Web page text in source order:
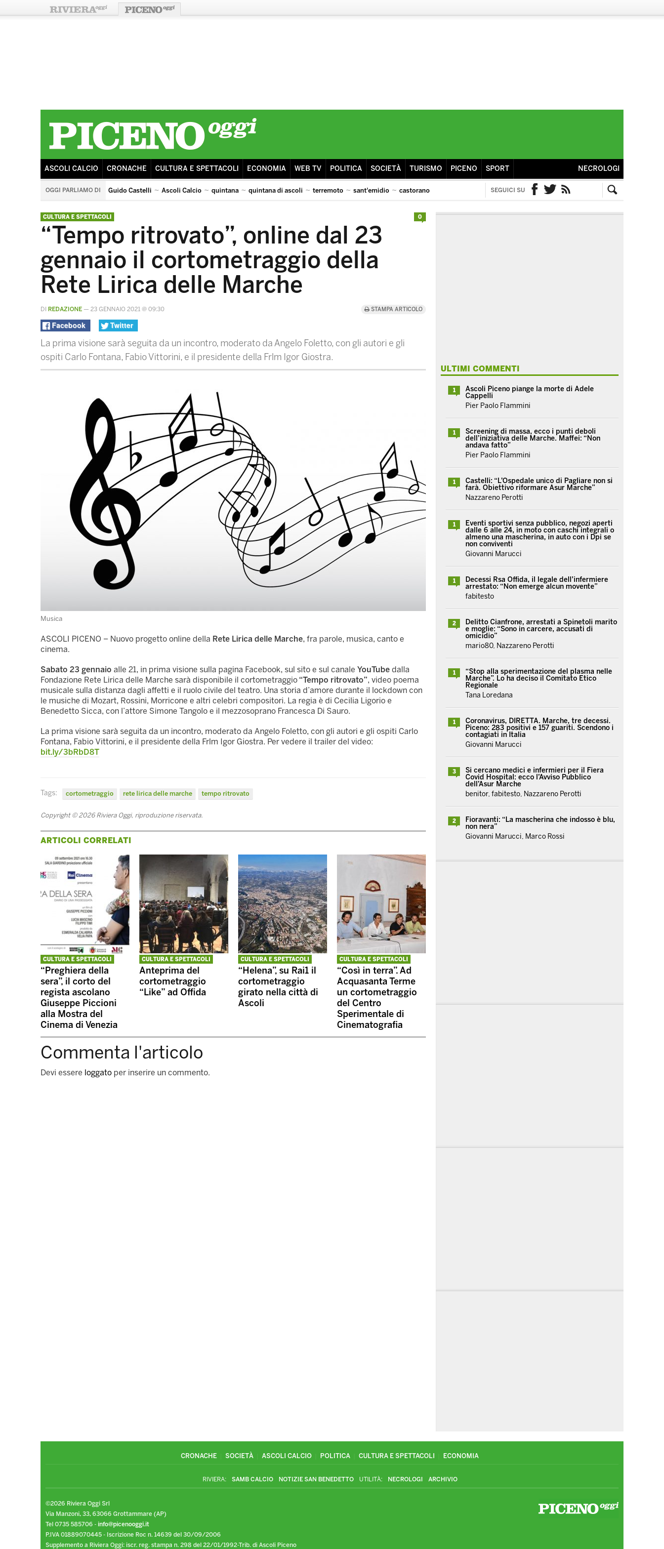
ASCOLI CALCIO CRONACHE CULTURA E SPETTACOLI ECONOMIA WEB TV POLITICA SOCIETÀ TURISMO PICENO SPORT NECROLOGI
OGGI PARLIAMO DI Guido Castelli Ascoli Calcio quintana quintana di ascoli terremoto sant'emidio castorano
quintana di ascoli piceno
SEGUICI SU
CULTURA E SPETTACOLI
“Tempo ritrovato”, online dal 23
gennaio il cortometraggio della
Rete Lirica delle Marche
DI REDAZIONE — 23 GENNAIO 2021 @ 09:30 STAMPA ARTICOLO
Facebook Twitter
La prima visione sarà seguita da un incontro, moderato da Angelo Foletto, con gli autori e gli
ospiti Carlo Fontana, Fabio Vittorini, e il presidente della Frlm Igor Giostra.
Musica
ASCOLI PICENO – Nuovo progetto online della Rete Lirica delle Marche, fra parole, musica, canto e
cinema.
Sabato 23 gennaio alle 21, in prima visione sulla pagina Facebook, sul sito e sul canale YouTube dalla
Fondazione Rete Lirica delle Marche sarà disponibile il cortometraggio “Tempo ritrovato”, video poema
musicale sulla distanza dagli affetti e il ruolo civile del teatro. Una storia d’amore durante il lockdown con
le musiche di Mozart, Rossini, Morricone e altri celebri compositori. La regia è di Cecilia Ligorio e
Benedetto Sicca, con l’attore Simone Tangolo e il mezzosoprano Francesca Di Sauro.
La prima visione sarà seguita da un incontro, moderato da Angelo Foletto, con gli autori e gli ospiti Carlo
Fontana, Fabio Vittorini, e il presidente della Frlm Igor Giostra. Per vedere il trailer del video:
bit.ly/3bRbD8T
Tags: cortometraggio rete lirica delle marche tempo ritrovato
Copyright © 2026 Riviera Oggi, riproduzione riservata.
0
ARTICOLI CORRELATI
CULTURA E SPETTACOLI
“Preghiera della
sera”, il corto del
regista ascolano
Giuseppe Piccioni
alla Mostra del
Cinema di Venezia
CULTURA E SPETTACOLI
Anteprima del
cortometraggio
“Like” ad Offida
CULTURA E SPETTACOLI
“Helena”, su Rai1 il
cortometraggio
girato nella città di
Ascoli
CULTURA E SPETTACOLI
“Così in terra”. Ad
Acquasanta Terme
un cortometraggio
del Centro
Sperimentale di
Cinematografia
Commenta l'articolo
Devi essere loggato per inserire un commento.
ULTIMI COMMENTI
1
Ascoli Piceno piange la morte di Adele
Cappelli
Pier Paolo Flammini
1
Screening di massa, ecco i punti deboli
dell’iniziativa delle Marche. Maffei: “Non
andava fatto”
Pier Paolo Flammini
1
Castelli: “L’Ospedale unico di Pagliare non si
farà. Obiettivo riformare Asur Marche”
Nazzareno Perotti
1
Eventi sportivi senza pubblico, negozi aperti
dalle 6 alle 24, in moto con caschi integrali o
almeno una mascherina, in auto con i Dpi se
non conviventi
Giovanni Marucci
1
Decessi Rsa Offida, il legale dell’infermiere
arrestato: “Non emerge alcun movente”
fabitesto
2
Delitto Cianfrone, arrestati a Spinetoli marito
e moglie: “Sono in carcere, accusati di
omicidio”
mario80, Nazzareno Perotti
1
“Stop alla sperimentazione del plasma nelle
Marche”. Lo ha deciso il Comitato Etico
Regionale
Tana Loredana
1
Coronavirus, DIRETTA. Marche, tre decessi.
Piceno: 283 positivi e 157 guariti. Scendono i
contagiati in Italia
Giovanni Marucci
3
Si cercano medici e infermieri per il Fiera
Covid Hospital: ecco l’Avviso Pubblico
dell’Asur Marche
benitor, fabitesto, Nazzareno Perotti
2
Fioravanti: “La mascherina che indosso è blu,
non nera”
Giovanni Marucci, Marco Rossi
CRONACHE SOCIETÀ ASCOLI CALCIO POLITICA CULTURA E SPETTACOLI ECONOMIA
RIVIERA: SAMB CALCIO NOTIZIE SAN BENEDETTO UTILITÀ: NECROLOGI ARCHIVIO
©2026 Riviera Oggi Srl
Via Manzoni, 33, 63066 Grottammare (AP)
Tel 0735 585706 - info@picenooggi.it
P.IVA 01889070445 - Iscrizione Roc n. 14639 del 30/09/2006
Supplemento a Riviera Oggi: iscr. reg. stampa n. 298 del 22/01/1992-Trib. di Ascoli Piceno